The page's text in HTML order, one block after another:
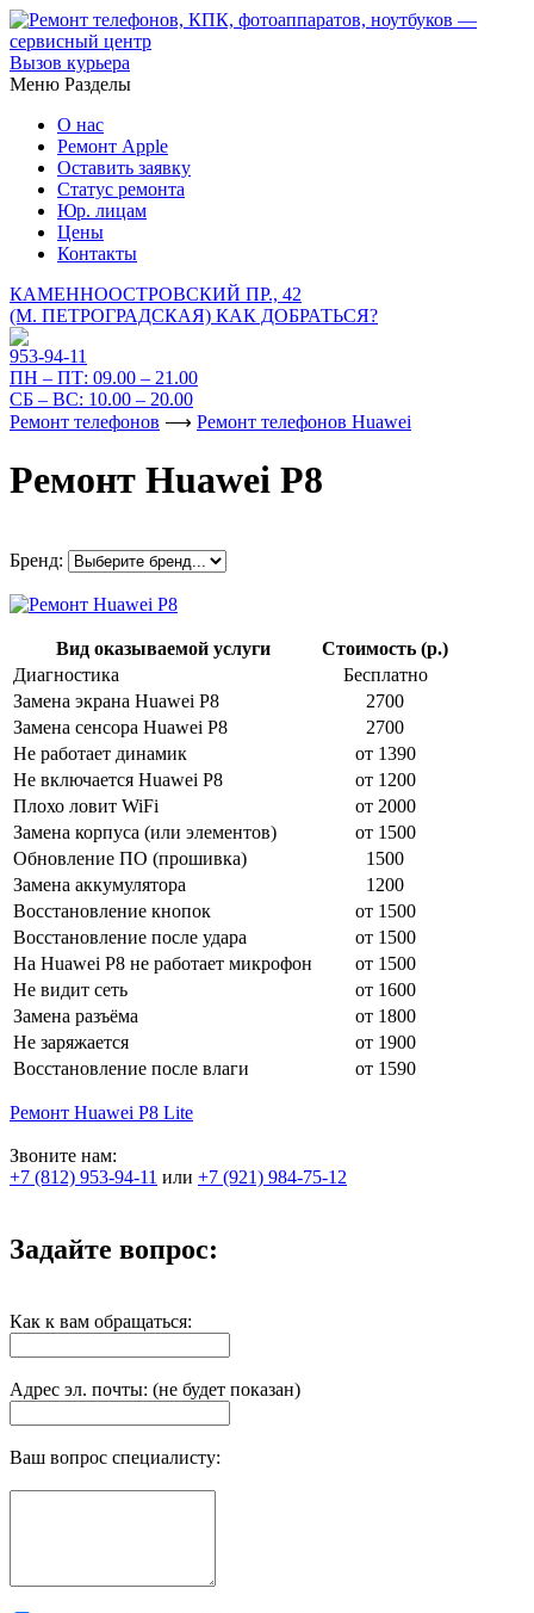
Вызов курьера
Меню Разделы
О нас
Ремонт Apple
Оставить заявку
Статус ремонта
Юр. лицам
Цены
Контакты
КАМЕННООСТРОВСКИЙ ПР., 42
(М. ПЕТРОГРАДСКАЯ) КАК ДОБРАТЬСЯ?
953-94-11
ПН – ПТ: 09.00 – 21.00
СБ – ВС: 10.00 – 20.00
Ремонт телефонов ⟶ Ремонт телефонов Huawei
Ремонт Huawei P8
Бренд:
Вид оказываемой услуги
Стоимость (р.)
Диагностика
Бесплатно
Замена экрана Huawei P8
2700
Замена сенсора Huawei P8
2700
Не работает динамик
от 1390
Не включается Huawei P8
от 1200
Плохо ловит WiFi
от 2000
Замена корпуса (или элементов)
от 1500
Обновление ПО (прошивка)
1500
Замена аккумулятора
1200
Восстановление кнопок
от 1500
Восстановление после удара
от 1500
На Huawei P8 не работает микрофон
от 1500
Не видит сеть
от 1600
Замена разъёма
от 1800
Не заряжается
от 1900
Восстановление после влаги
от 1590
Ремонт Huawei P8 Lite
Звоните нам:
+7 (812) 953-94-11 или +7 (921) 984-75-12
Задайте вопрос:
Как к вам обращаться:
Адрес эл. почты: (не будет показан)
Ваш вопрос специалисту: